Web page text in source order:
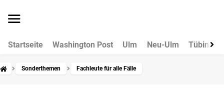
Startseite Washington Post Ulm Neu-Ulm Tübingen
Sonderthemen Fachleute für alle Fälle